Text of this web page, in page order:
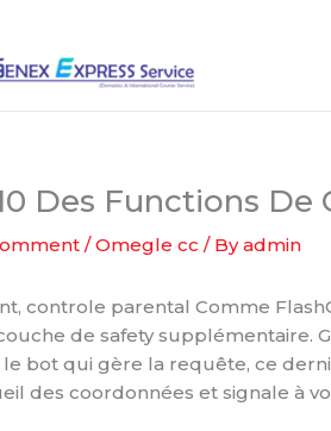
Des Functions
/Omegle cc / Byadmin
controle parental Comme
de safety supplémentaire.
le bot qui gère la requête, ce
des coordonnées et signale à